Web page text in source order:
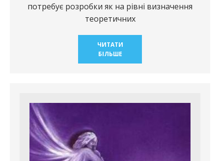
потребує розробки як на рівні визначення
теоретичних
ЧИТАТИ
БІЛЬШЕ